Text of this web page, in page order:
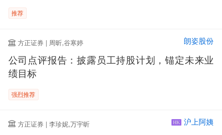
推荐
方正证券 | 周昕,谷寒婷 朗姿股份
公司点评报告：披露员工持股计划，锚定未来业
绩目标
强烈推荐
方正证券 | 李珍妮,万宇昕 HK 沪上阿姨